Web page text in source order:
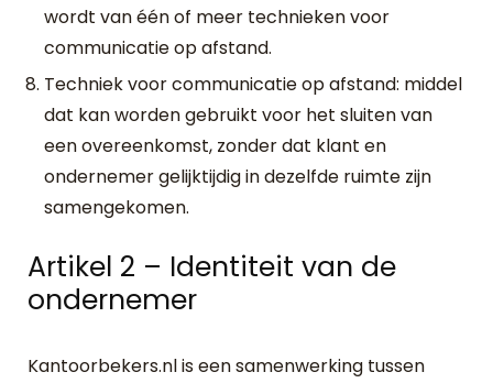
wordt van één of meer technieken voor
communicatie op afstand.
Techniek voor communicatie op afstand: middel
dat kan worden gebruikt voor het sluiten van
een overeenkomst, zonder dat klant en
ondernemer gelijktijdig in dezelfde ruimte zijn
samengekomen.
Artikel 2 – Identiteit van de
ondernemer
Kantoorbekers.nl is een samenwerking tussen